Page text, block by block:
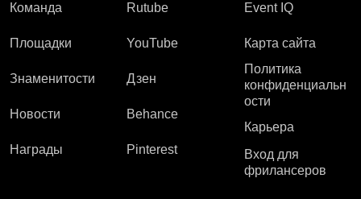
Команда
Площадки
Знаменитости
Новости
Награды
Rutube
YouTube
Дзен
Behance
Pinterest
Event IQ
Карта сайта
Политика
конфиденциальн
ости
Карьера
Вход для
фрилансеров